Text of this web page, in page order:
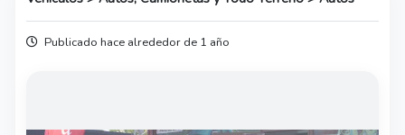
Publicado hace alrededor de 1 año